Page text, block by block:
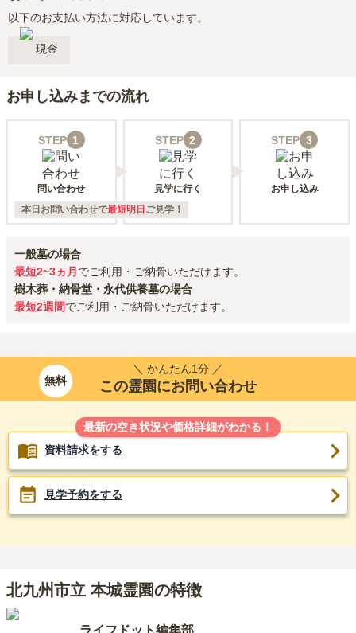
以下のお支払い方法に対応しています。
現金
お申し込みまでの流れ
STEP 1
問い合わせ
STEP 2
見学に行く
STEP 3
お申し込み
本日お問い合わせで最短明日 ご見学！
一般墓の場合
最短2~3ヵ月 でご利用・ご納骨いただけます。
樹木葬・納骨堂・永代供養墓の場合
最短2週間でご利用・ご納骨いただけます。
無料
＼ かんたん1分 ／
この霊園にお問い合わせ
最新の空き状況や価格詳細がわかる！
資料請求をする
見学予約をする
北九州市立 本城霊園の特徴